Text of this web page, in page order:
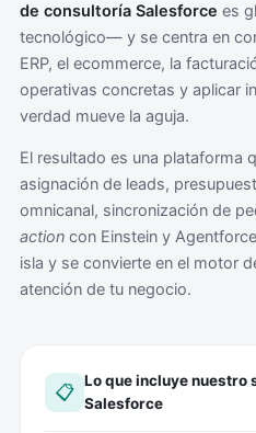
de consultoría Salesforce es
tecnológico— y se centra en
ERP, el ecommerce, la
operativas concretas y aplicar
verdad mueve la aguja.
El resultado es una plataforma
asignación de leads,
omnicanal, sincronización de
action con Einstein y
isla y se convierte en el motor
atención de tu negocio.
📋
Lo que incluye nuestro
Salesforce